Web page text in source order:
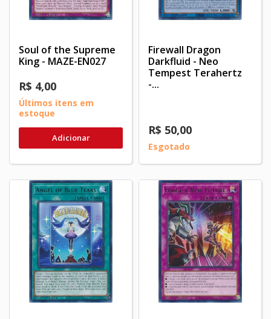
Soul of the Supreme
King - MAZE-EN027
R$ 4,00
Últimos itens em
estoque
Adicionar
Firewall Dragon
Darkfluid - Neo
Tempest Terahertz
-...
R$ 50,00
Esgotado